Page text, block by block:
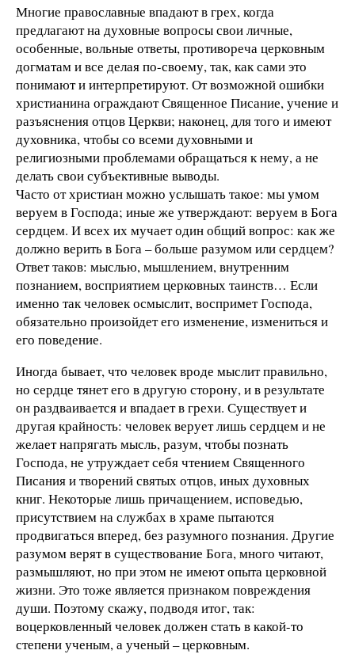
Многие православные впадают в грех, когда
предлагают на духовные вопросы свои личные,
особенные, вольные ответы, противореча церковным
догматам и все делая по-своему, так, как сами это
понимают и интерпретируют. От возможной ошибки
христианина ограждают Священное Писание, учение и
разъяснения отцов Церкви; наконец, для того и имеют
духовника, чтобы со всеми духовными и
религиозными проблемами обращаться к нему, а не
делать свои субъективные выводы.
Часто от христиан можно услышать такое: мы умом
веруем в Господа; иные же утверждают: веруем в Бога
сердцем. И всех их мучает один общий вопрос: как же
должно верить в Бога – больше разумом или сердцем?
Ответ таков: мыслью, мышлением, внутренним
познанием, восприятием церковных таинств… Если
именно так человек осмыслит, воспримет Господа,
обязательно произойдет его изменение, измениться и
его поведение.
Иногда бывает, что человек вроде мыслит правильно,
но сердце тянет его в другую сторону, и в результате
он раздваивается и впадает в грехи. Существует и
другая крайность: человек верует лишь сердцем и не
желает напрягать мысль, разум, чтобы познать
Господа, не утруждает себя чтением Священного
Писания и творений святых отцов, иных духовных
книг. Некоторые лишь причащением, исповедью,
присутствием на службах в храме пытаются
продвигаться вперед, без разумного познания. Другие
разумом верят в существование Бога, много читают,
размышляют, но при этом не имеют опыта церковной
жизни. Это тоже является признаком повреждения
души. Поэтому скажу, подводя итог, так:
воцерковленный человек должен стать в какой-то
степени ученым, а ученый – церковным.